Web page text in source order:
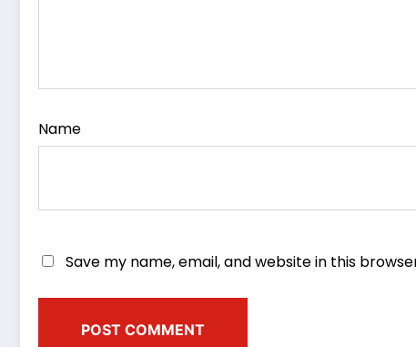
Name
Save my name, email, and website in this